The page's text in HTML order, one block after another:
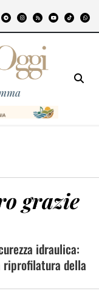
grazie
idraulica:
riprofilatura della